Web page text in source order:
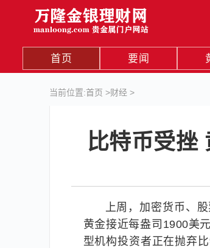
首页 要闻
当前位置:首页 >财经>
比特币受挫
上周，加密货币、
黄金接近每盎司1900美
型机构投资者正在抛弃